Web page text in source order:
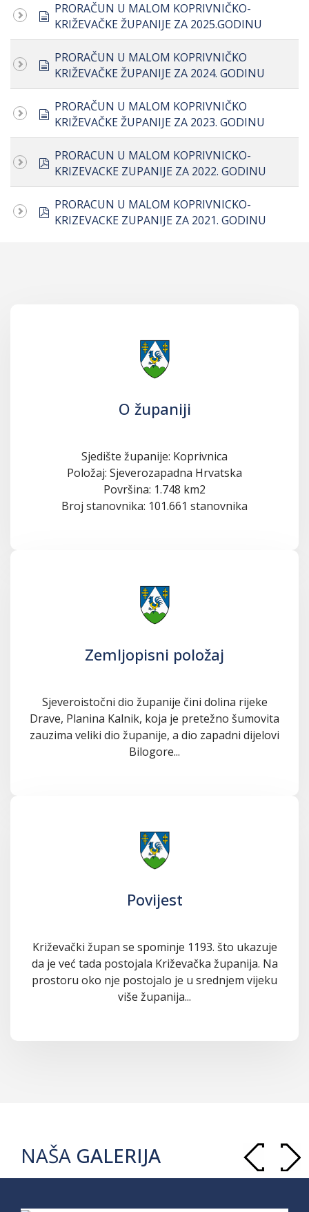
document
PRORAČUN U MALOM KOPRIVNIČKO-
KRIŽEVAČKE ŽUPANIJE ZA 2025.GODINU
document
PRORAČUN U MALOM KOPRIVNIČKO
KRIŽEVAČKE ŽUPANIJE ZA 2024. GODINU
document
PRORAČUN U MALOM KOPRIVNIČKO
KRIŽEVAČKE ŽUPANIJE ZA 2023. GODINU
pdf
PRORACUN U MALOM KOPRIVNICKO-
KRIZEVACKE ZUPANIJE ZA 2022. GODINU
pdf
PRORACUN U MALOM KOPRIVNICKO-
KRIZEVACKE ZUPANIJE ZA 2021. GODINU
O županiji
Sjedište županije: Koprivnica
Položaj: Sjeverozapadna Hrvatska
Površina: 1.748 km2
Broj stanovnika: 101.661 stanovnika
Zemljopisni položaj
Sjeveroistočni dio županije čini dolina rijeke
Drave, Planina Kalnik, koja je pretežno šumovita
zauzima veliki dio županije, a dio zapadni dijelovi
Bilogore...
Povijest
Križevački župan se spominje 1193. što ukazuje
da je već tada postojala Križevačka županija. Na
prostoru oko nje postojalo je u srednjem vijeku
više županija...
NAŠA GALERIJA